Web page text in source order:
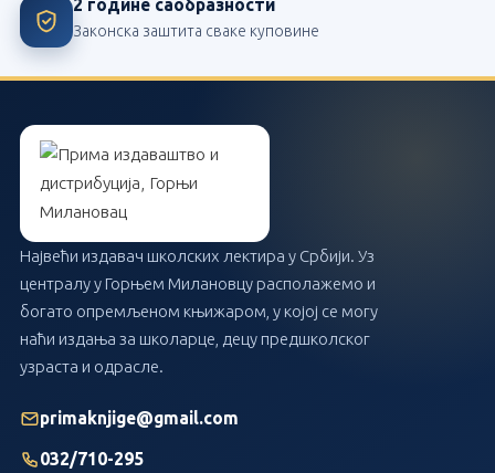
2 године саобразности
Законска заштита сваке куповине
Највећи издавач школских лектира у Србији. Уз
централу у Горњем Милановцу располажемо и
богато опремљеном књижаром, у којој се могу
наћи издања за школарце, децу предшколског
узраста и одрасле.
primaknjige@gmail.com
032/710-295